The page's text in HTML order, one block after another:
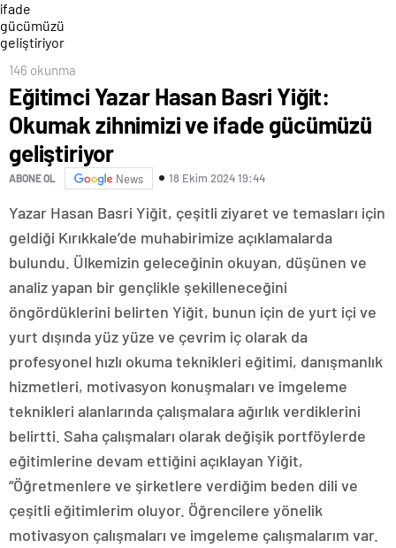
146 okunma
Eğitimci Yazar Hasan Basri Yiğit:
Okumak zihnimizi ve ifade gücümüzü
geliştiriyor
ABONE OL News 18 Ekim 2024 19:44
Yazar Hasan Basri Yiğit, çeşitli ziyaret ve temasları için
geldiği Kırıkkale’de muhabirimize açıklamalarda
bulundu. Ülkemizin geleceğinin okuyan, düşünen ve
analiz yapan bir gençlikle şekilleneceğini
öngördüklerini belirten Yiğit, bunun için de yurt içi ve
yurt dışında yüz yüze ve çevrim iç olarak da
profesyonel hızlı okuma teknikleri eğitimi, danışmanlık
hizmetleri, motivasyon konuşmaları ve imgeleme
teknikleri alanlarında çalışmalara ağırlık verdiklerini
belirtti. Saha çalışmaları olarak değişik portföylerde
eğitimlerine devam ettiğini açıklayan Yiğit,
“Öğretmenlere ve şirketlere verdiğim beden dili ve
çeşitli eğitimlerim oluyor. Öğrencilere yönelik
motivasyon çalışmaları ve imgeleme çalışmalarım var.